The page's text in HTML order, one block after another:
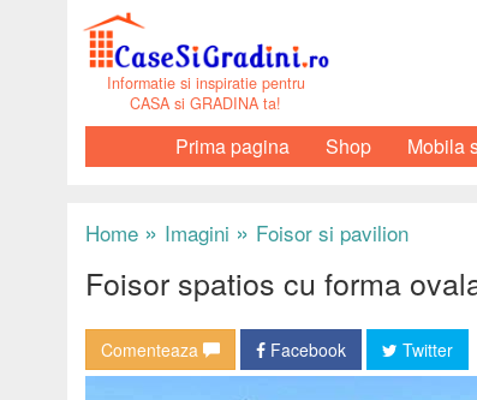
Informatie si inspiratie pentru
CASA si GRADINA ta!
Prima pagina Shop Mobila
Home » Imagini » Foisor si pavilion
Foisor spatios cu forma
Comenteaza Facebook Twitter